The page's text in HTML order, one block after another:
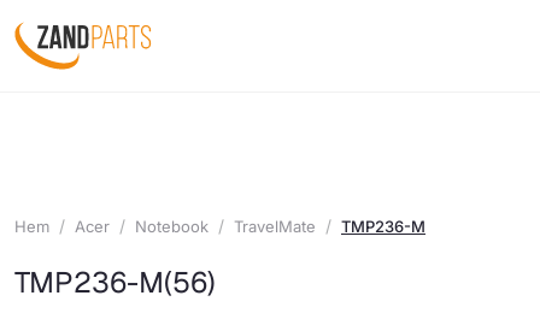
Hem Acer Notebook TravelMate TMP236-M
TMP236-M(56)